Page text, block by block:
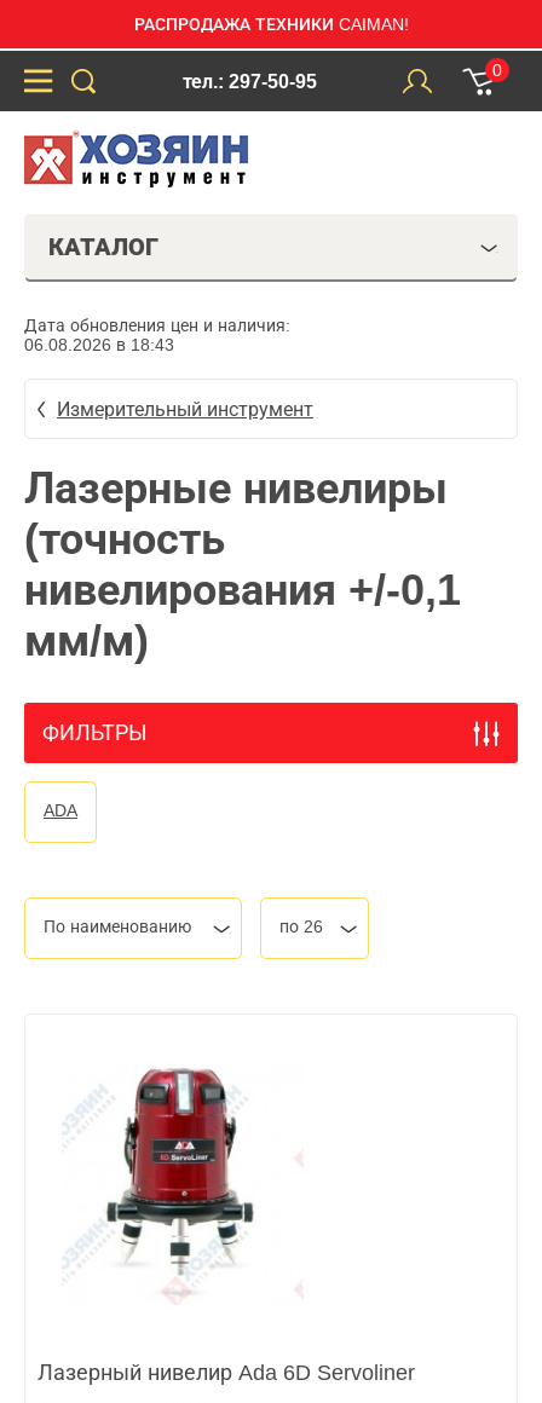
РАСПРОДАЖА ТЕХНИКИ CAIMAN!
тел.: 297-50-95
0
КАТАЛОГ
Дата обновления цен и наличия:
06.08.2026 в 18:43
Измерительный инструмент
Лазерные нивелиры
(точность
нивелирования +/-0,1
мм/м)
ФИЛЬТРЫ
ADA
По наименованию по 26
Лазерный нивелир Ada 6D Servoliner